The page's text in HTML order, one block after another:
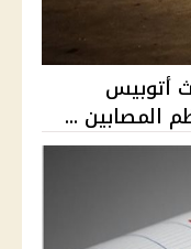
في حادث أتوبيس
المصابين ...